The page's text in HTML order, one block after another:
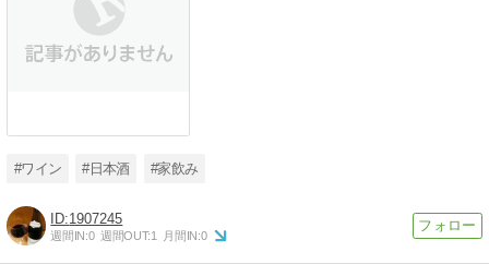
#ワイン #日本酒 #家飲み
1907245
週間IN:0 週間OUT:1 月間IN:0